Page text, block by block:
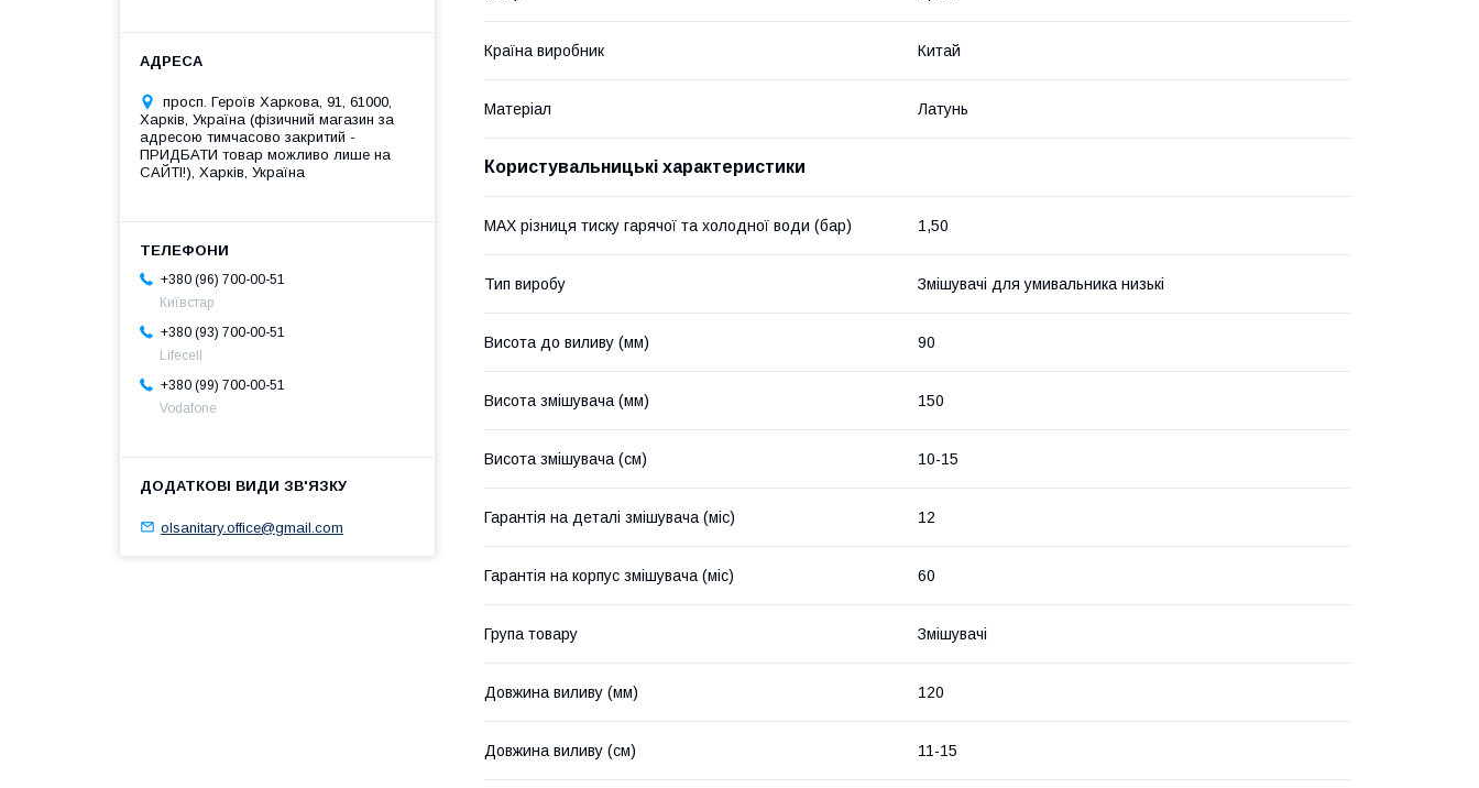
Країна виробник Китай
Матеріал Латунь
Користувальницькі характеристики
MAX різниця тиску гарячої та холодної води (бар) 1,50
Тип виробу Змішувачі для умивальника низькі
Висота до виливу (мм) 90
Висота змішувача (мм) 150
Висота змішувача (см) 10-15
Гарантія на деталі змішувача (міс) 12
Гарантія на корпус змішувача (міс) 60
Група товару Змішувачі
Довжина виливу (мм) 120
Довжина виливу (см) 11-15
просп. Героїв Харкова, 91, 61000,
Харків, Україна (фізичний магазин за
адресою тимчасово закритий -
ПРИДБАТИ товар можливо лише на
САЙТІ!), Харків, Україна
+380 (96) 700-00-51
Київстар
+380 (93) 700-00-51
Lifecell
+380 (99) 700-00-51
Vodafone
olsanitary.office@gmail.com